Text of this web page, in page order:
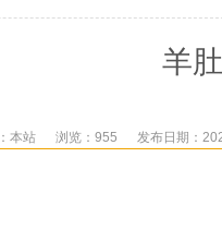
羊
本站 浏览：955 发布日期：